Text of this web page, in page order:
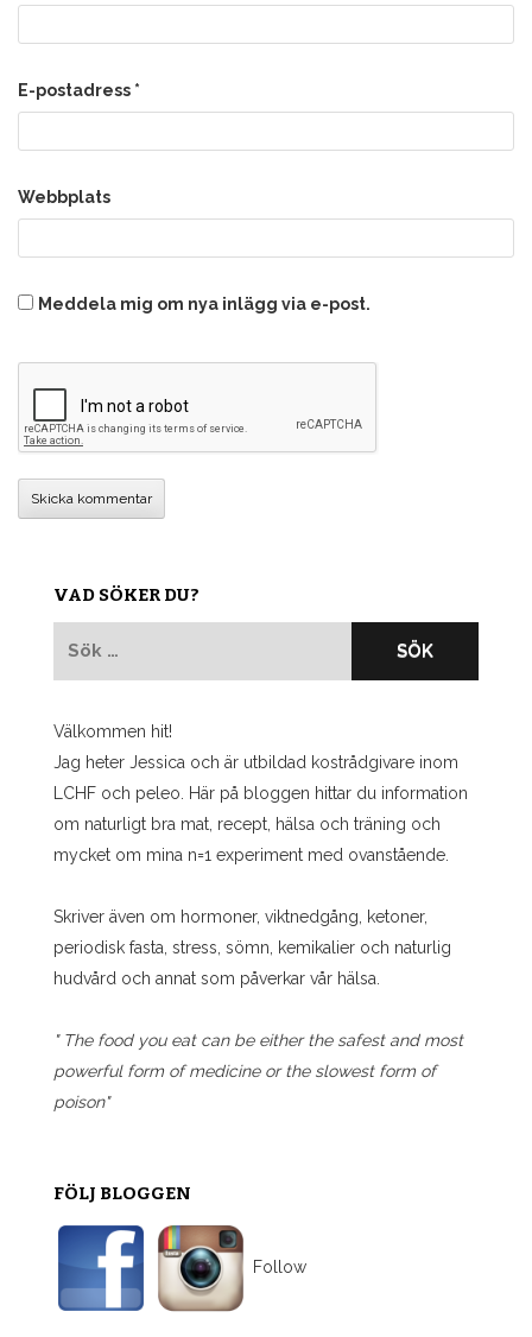
E-postadress *
Webbplats
Meddela mig om nya inlägg via e-post.
VAD SÖKER DU?
Välkommen hit!
Jag heter Jessica och är utbildad kostrådgivare inom
LCHF och peleo. Här på bloggen hittar du information
om naturligt bra mat, recept, hälsa och träning och
mycket om mina n=1 experiment med ovanstående.
Skriver även om hormoner, viktnedgång, ketoner,
periodisk fasta, stress, sömn, kemikalier och naturlig
hudvård och annat som påverkar vår hälsa.
" The food you eat can be either the safest and most
powerful form of medicine or the slowest form of
poison"
FÖLJ BLOGGEN
Follow